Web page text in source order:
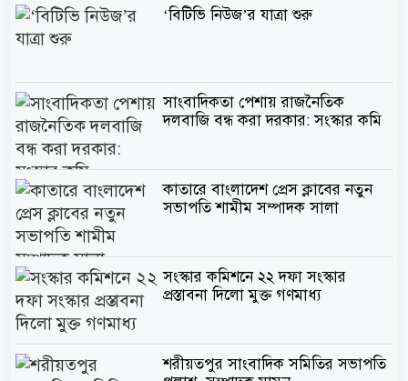
‘বিটিভি নিউজ’র যাত্রা শুরু
সাংবাদিকতা পেশায় রাজনৈতিক
দলবাজি বন্ধ করা দরকার: সংস্কার কমি
কাতারে বাংলাদেশ প্রেস ক্লাবের নতুন
সভাপতি শামীম সম্পাদক সালা
সংস্কার কমিশনে ২২ দফা সংস্কার
প্রস্তাবনা দিলো মুক্ত গণমাধ্য
শরীয়তপুর সাংবাদিক সমিতির সভাপতি